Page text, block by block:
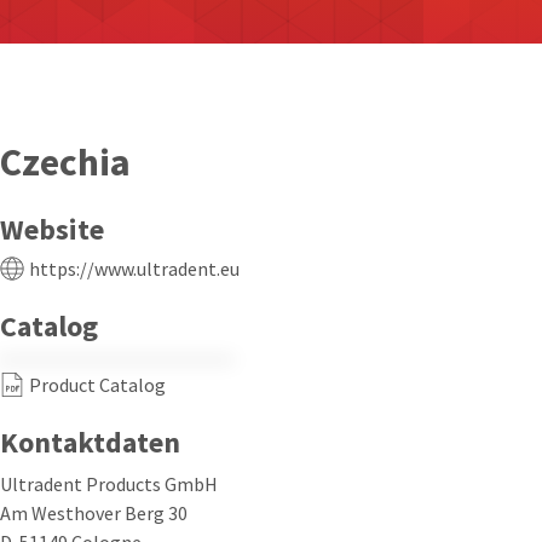
Czechia
Website
https://www.ultradent.eu
Catalog
Product Catalog
Kontaktdaten
Ultradent Products GmbH
Am Westhover Berg 30